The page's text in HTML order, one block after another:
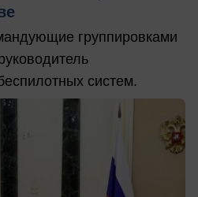
группировками
систем.